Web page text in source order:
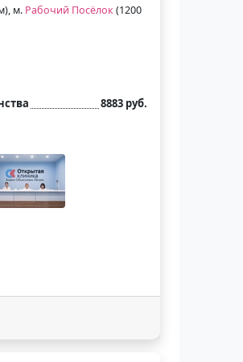
м. Рабочий Посёлок(1200
8883 руб.